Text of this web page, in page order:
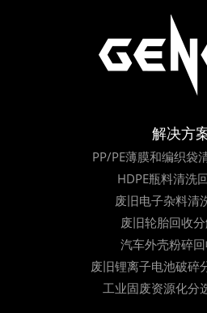
解决方
PP/PE薄膜和编织袋
HDPE瓶料清洗
废旧电子杂料清
废旧轮胎回收
汽车外壳粉碎
废旧锂离子电池破碎
工业固废资源化分